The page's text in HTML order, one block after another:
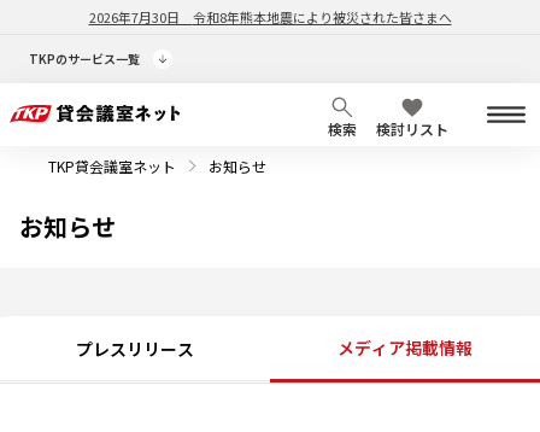
2026年7月30日 令和8年熊本地震により被災された皆さまへ
TKPのサービス一覧
検索
検討リスト
TKP貸会議室ネット
お知らせ
お知らせ
プレスリリース メディア掲載情報